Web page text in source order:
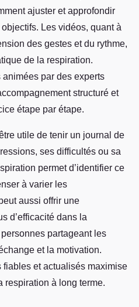
ajuster et approfondir
Les vidéos, quant à
des gestes et du rythme,
de la respiration.
par des experts
structuré et
étape par étape.
utile de tenir un journal de
ses difficultés ou sa
permet d’identifier ce
à varier les
aussi offrir une
d’efficacité dans la
partageant les
et la motivation.
fiables et actualisés maximise
respiration à long terme.